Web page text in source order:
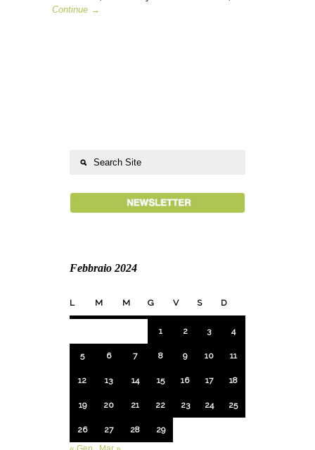
Continue →
Febbraio 2024
L M M G V S D
1 2 3 4
5 6 7 8 9 10 11
12 13 14 15 16 17 18
19 20 21 22 23 24 25
26 27 28
29